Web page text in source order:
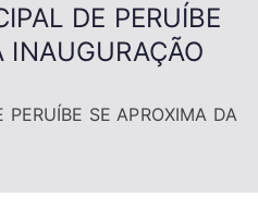
DE PERUÍBE
INAUGURAÇÃO
SE APROXIMA DA